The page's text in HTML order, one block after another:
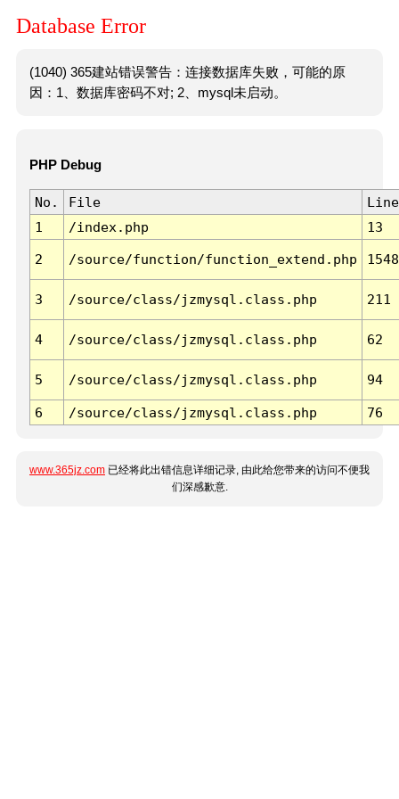
Database Error
(1040) 365建站错误警告：连接数据库失败，可能的原
因：1、数据库密码不对; 2、mysql未启动。
PHP Debug
No. File
Line
1
/index.php 13
2 /source/function/function_extend.php 1548
3 /source/class/jzmysql.class.php 211
4 /source/class/jzmysql.class.php 62
5 /source/class/jzmysql.class.php 94
6 /source/class/jzmysql.class.php 76
www.365jz.com 已经将此出错信息详细记录, 由此给您带来的访问不便我
们深感歉意.